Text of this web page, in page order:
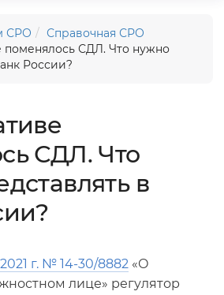
СРО
Справочная СРО
поменялось СДЛ. Что нужно
России?
СДЛ. Что
в
г. № 14-30/8882 «О
лице» регулятор